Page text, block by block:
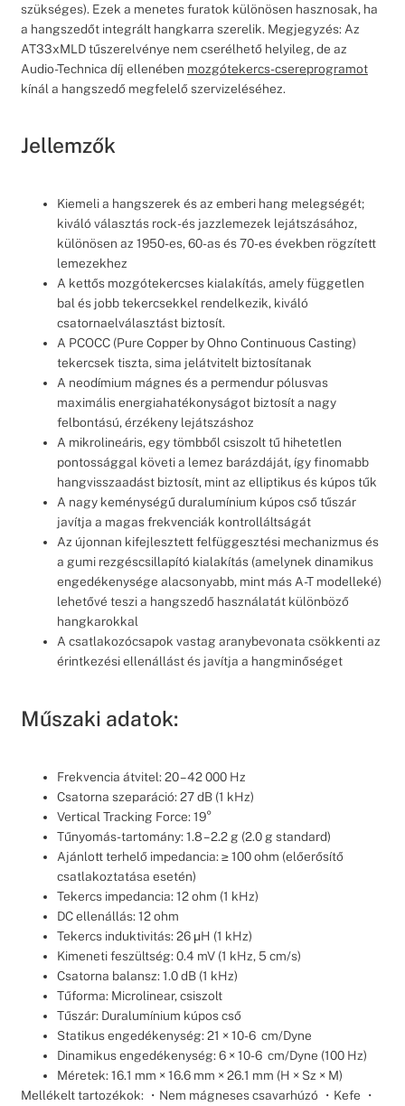
szükséges). Ezek a menetes furatok különösen hasznosak, ha
a hangszedőt integrált hangkarra szerelik. Megjegyzés: Az
AT33xMLD tűszerelvénye nem cserélhető helyileg, de az
Audio-Technica díj ellenében mozgótekercs-csereprogramot
kínál a hangszedő megfelelő szervizeléséhez.
Jellemzők
Kiemeli a hangszerek és az emberi hang melegségét;
kiváló választás rock- és jazzlemezek lejátszásához,
különösen az 1950-es, 60-as és 70-es években rögzített
lemezekhez
A kettős mozgótekercses kialakítás, amely független
bal és jobb tekercsekkel rendelkezik, kiváló
csatornaelválasztást biztosít.
A PCOCC (Pure Copper by Ohno Continuous Casting)
tekercsek tiszta, sima jelátvitelt biztosítanak
A neodímium mágnes és a permendur pólusvas
maximális energiahatékonyságot biztosít a nagy
felbontású, érzékeny lejátszáshoz
A mikrolineáris, egy tömbből csiszolt tű hihetetlen
pontossággal követi a lemez barázdáját, így finomabb
hangvisszaadást biztosít, mint az elliptikus és kúpos tűk
A nagy keménységű duralumínium kúpos cső tűszár
javítja a magas frekvenciák kontrolláltságát
Az újonnan kifejlesztett felfüggesztési mechanizmus és
a gumi rezgéscsillapító kialakítás (amelynek dinamikus
engedékenysége alacsonyabb, mint más A-T modelleké)
lehetővé teszi a hangszedő használatát különböző
hangkarokkal
A csatlakozócsapok vastag aranybevonata csökkenti az
érintkezési ellenállást és javítja a hangminőséget
Műszaki adatok:
Frekvencia átvitel: 20 – 42 000 Hz
Csatorna szeparáció: 27 dB (1 kHz)
Vertical Tracking Force: 19°
Tűnyomás-tartomány: 1.8 – 2.2 g (2.0 g standard)
Ajánlott terhelő impedancia: ≥ 100 ohm (előerősítő
csatlakoztatása esetén)
Tekercs impedancia: 12 ohm (1 kHz)
DC ellenállás: 12 ohm
Tekercs induktivitás: 26 μH (1 kHz)
Kimeneti feszültség: 0.4 mV (1 kHz, 5 cm/s)
Csatorna balansz: 1.0 dB (1 kHz)
Tűforma: Microlinear, csiszolt
Tűszár: Duralumínium kúpos cső
Statikus engedékenység: 21 × 10-6 cm/Dyne
Dinamikus engedékenység: 6 × 10-6 cm/Dyne (100 Hz)
Méretek: 16.1 mm × 16.6 mm × 26.1 mm (H × Sz × M)
Mellékelt tartozékok: ・Nem mágneses csavarhúzó ・Kefe ・